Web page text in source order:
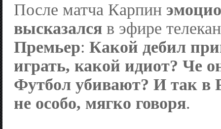
После матча Карпин
высказался в эфире
Премьер: Какой дебил
играть, какой идиот? Че
Футбол убивают? И так в
не особо, мягко говоря.